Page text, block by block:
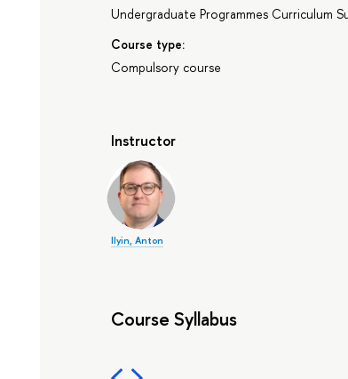
Undergraduate Programmes Curriculum
Course type:
Compulsory course
Instructor
Ilyin, Anton
Course Syllabus